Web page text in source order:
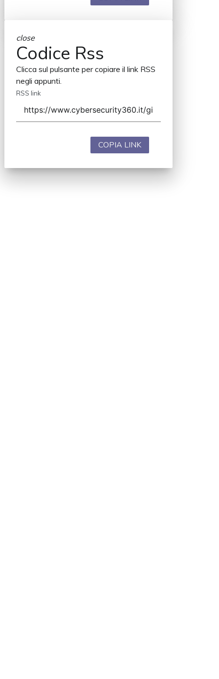
close
Codice Rss
Clicca sul pulsante per copiare il link RSS
negli appunti.
RSS link
COPIA LINK